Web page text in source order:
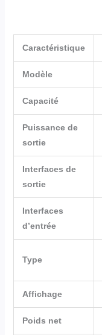
Caractéristique
Modèle
Capacité
Puissance de
sortie
Interfaces de
sortie
Interfaces
d’entrée
Type
Affichage
Poids net